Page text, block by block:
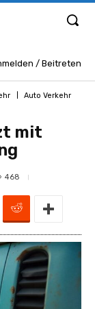
/ Beitreten
Auto Verkehr
mit
468